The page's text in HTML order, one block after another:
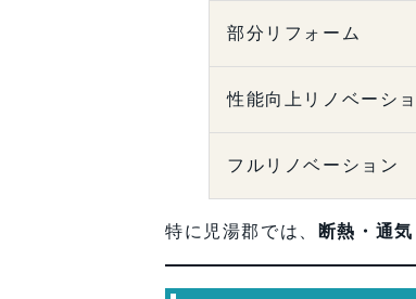
部分リフォーム
性能向上リノベーシ
フルリノベーション
特に児湯郡では、 断熱・通